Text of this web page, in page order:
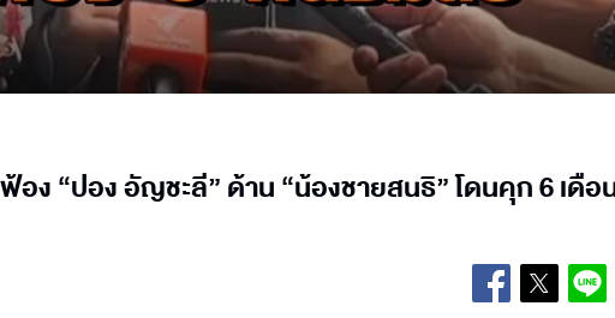
ง “ปอง อัญชะลี” ด้าน “น้องชายสนธิ” โดนคุก 6 เดื